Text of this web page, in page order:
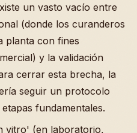
un vasto vacío entre
(donde los curanderos
planta con fines
y la validación
cerrar esta brecha, la
seguir un protocolo
fundamentales.
vitro' (en laboratorio,